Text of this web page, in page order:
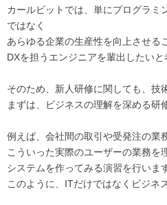
カールビットでは、単にプログラミ
ではなく
あらゆる企業の生産性を向上させる
DXを担うエンジニアを輩出したいと
そのため、新人研修に関しても、技
まずは、ビジネスの理解を深める研
例えば、会社間の取引や受発注の業
こういった実際のユーザーの業務を
システムを作ってみる演習を行いま
このように、ITだけではなくビジネ